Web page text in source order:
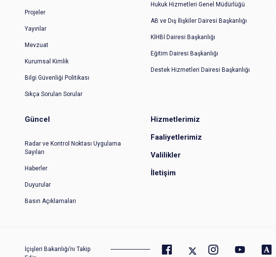
Projeler
Yayınlar
Mevzuat
Kurumsal Kimlik
Bilgi Güvenliği Politikası
Sıkça Sorulan Sorular
Hukuk Hizmetleri Genel Müdürlüğü
AB ve Dış İlişkiler Dairesi Başkanlığı
KİHBİ Dairesi Başkanlığı
Eğitim Dairesi Başkanlığı
Destek Hizmetleri Dairesi Başkanlığı
Güncel
Radar ve Kontrol Noktası Uygulama
Sayıları
Haberler
Duyurular
Basın Açıklamaları
Hizmetlerimiz
Faaliyetlerimiz
Valilikler
İletişim
İçişleri Bakanlığı’nı Takip